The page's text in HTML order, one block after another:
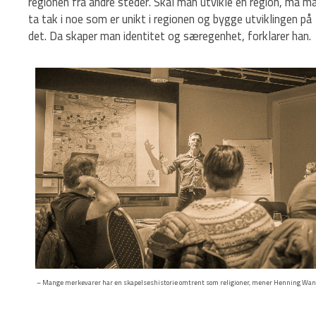
ta tak i noe som er unikt i regionen og bygge utviklingen på
det. Da skaper man identitet og særegenhet, forklarer han.
– Mange merkevarer har en skapelseshistorie omtrent som religioner, mener Henning